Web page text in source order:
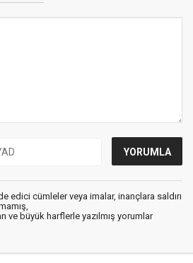
edici cümleler veya imalar, inançlara saldırı
ve büyük harflerle yazılmış yorumlar